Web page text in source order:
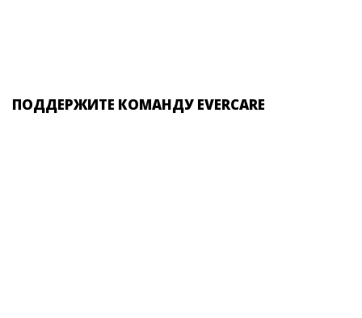
ПОДДЕРЖИТЕ КОМАНДУ EVERCARE